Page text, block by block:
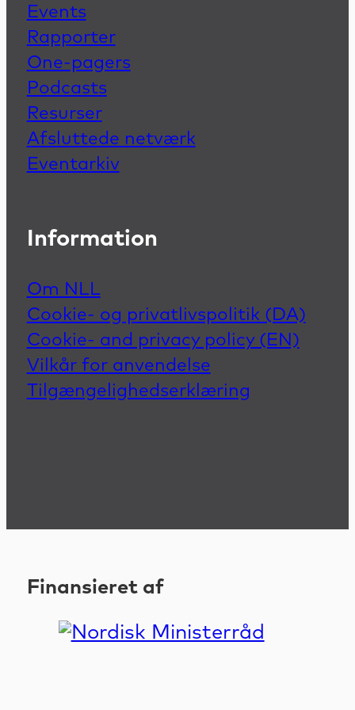
Events
Rapporter
One-pagers
Podcasts
Resurser
Afsluttede netværk
Eventarkiv
Information
Om NLL
Cookie- og privatlivspolitik (DA)
Cookie- and privacy policy (EN)
Vilkår for anvendelse
Tilgængelighedserklæring
Finansieret af